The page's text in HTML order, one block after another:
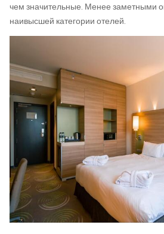
чем значительные. Менее заметными
наивысшей категории отелей.